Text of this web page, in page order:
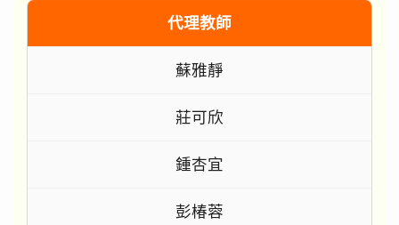
代理教師
蘇雅靜
莊可欣
鍾杏宜
彭椿蓉